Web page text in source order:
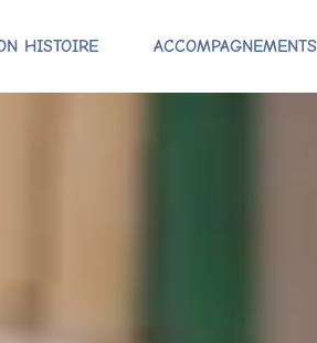
HISTOIRE ACCOMPAGNEMENTS